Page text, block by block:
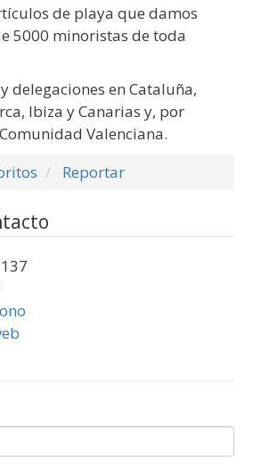
de playa que damos
5000 minoristas de toda
delegaciones en Cataluña,
Ibiza y Canarias y, por
Valenciana.
Reportar